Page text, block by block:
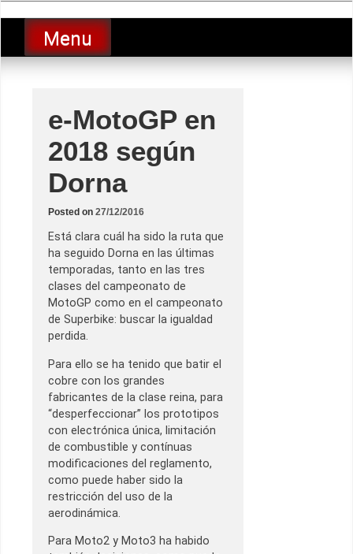
to
contentLucio Lopez GP
luciolopezgp
Menu
e-MotoGP en
2018 según
Dorna
Posted on 27/12/2016
Está clara cuál ha sido la ruta que
ha seguido Dorna en las últimas
temporadas, tanto en las tres
clases del campeonato de
MotoGP como en el campeonato
de Superbike: buscar la igualdad
perdida.
Para ello se ha tenido que batir el
cobre con los grandes
fabricantes de la clase reina, para
“desperfeccionar” los prototipos
con electrónica única, limitación
de combustible y contínuas
modificaciones del reglamento,
como puede haber sido la
restricción del uso de la
aerodinámica.
Para Moto2 y Moto3 ha habido